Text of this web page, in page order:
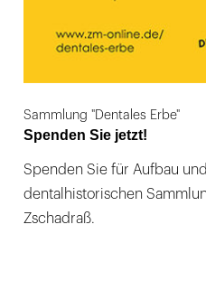
Sammlung "Dentales Erbe"
Spenden Sie jetzt!
Spenden Sie für Aufbau
dentalhistorischen
Zschadraß.